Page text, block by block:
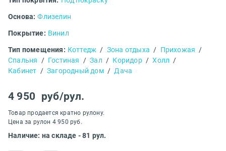
Основа: Флизелин
Покрытие: Винил
Тип помещения: Коттедж / Зона отдыха / Прихожая /
Спальня
/ Гостиная / Зал / Коридор / Холл /
Кабинет / Загородный дом / Дача
4 950 руб/рул.
Товар продается кратно рулону.
Цена за рулон 4 950 руб.
Наличие: на складе - 81 рул.